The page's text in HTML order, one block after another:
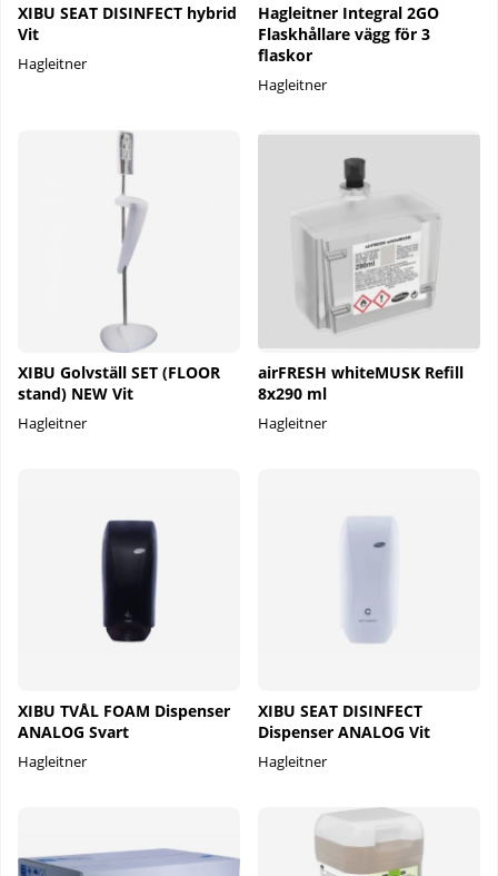
XIBU SEAT DISINFECT hybrid
Vit
Hagleitner
Hagleitner Integral 2GO
Flaskhållare vägg för 3
flaskor
Hagleitner
XIBU Golvställ SET (FLOOR
stand) NEW Vit
Hagleitner
airFRESH whiteMUSK Refill
8x290 ml
Hagleitner
XIBU TVÅL FOAM Dispenser
ANALOG Svart
Hagleitner
XIBU SEAT DISINFECT
Dispenser ANALOG Vit
Hagleitner